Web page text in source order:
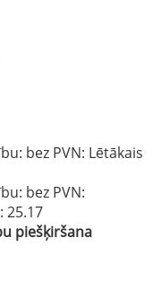
bez PVN: Lētākais
bez PVN:
: 25.17
piešķiršana